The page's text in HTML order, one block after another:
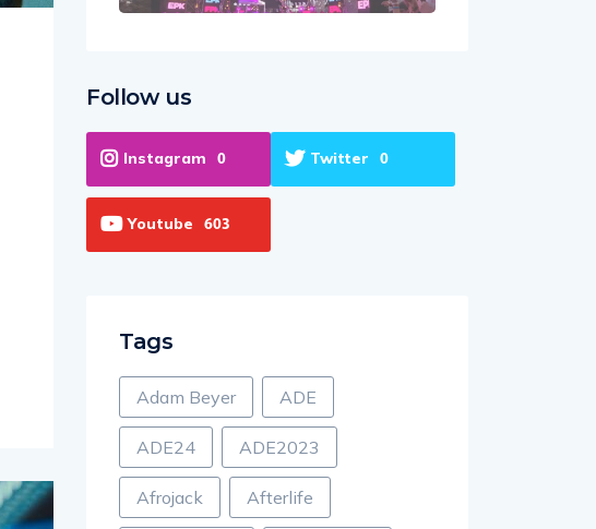
Follow us
Instagram 0 Twitter 0
Youtube 603
Tags
Adam Beyer ADE
ADE24 ADE2023
Afrojack Afterlife